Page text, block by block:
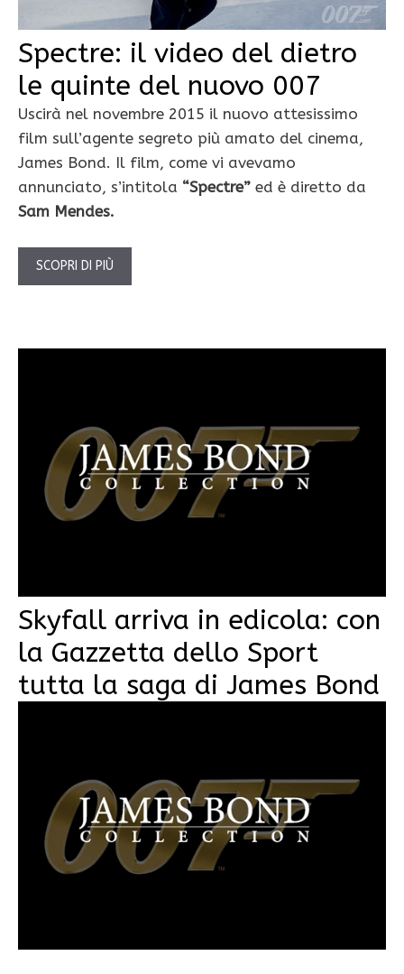
Spectre: il video del dietro
le quinte del nuovo 007
Uscirà nel novembre 2015 il nuovo attesissimo
film sull’agente segreto più amato del cinema,
James Bond. Il film, come vi avevamo
annunciato, s’intitola “Spectre” ed è diretto da
Sam Mendes.
SCOPRI DI PIÙ
Skyfall arriva in edicola: con
la Gazzetta dello Sport
tutta la saga di James Bond